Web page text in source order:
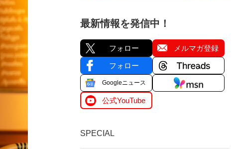
最新情報を発信中！
フォロー メルマガ登録
フォロー
Googleニュース
公式YouTube
SPECIAL